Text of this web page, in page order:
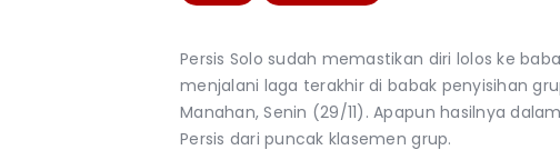
Persis Solo sudah memastikan diri lolos ke
menjalani laga terakhir di babak penyisihan
Manahan, Senin (29/11). Apapun hasilnya
Persis dari puncak klasemen grup.